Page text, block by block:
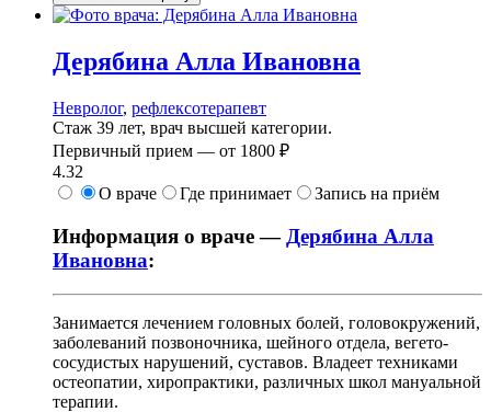
Дерябина Алла Ивановна
Невролог, рефлексотерапевт
Стаж 39 лет, врач высшей категории.
Первичный прием — от 1800 ₽
4.32
О враче
Где принимает Запись на приём
Информация о враче — Дерябина Алла
Ивановна:
Занимается лечением головных болей, головокружений,
заболеваний позвоночника, шейного отдела, вегето-
сосудистых нарушений, суставов. Владеет техниками
остеопатии, хиропрактики, различных школ мануальной
терапии.